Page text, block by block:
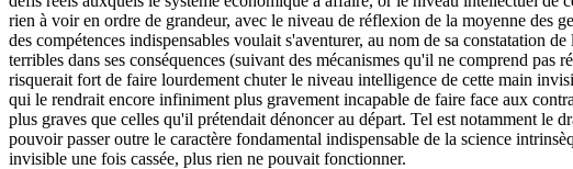
rien à voir en ordre de grandeur, avec le niveau de réflexion de la moyenne des
des compétences indispensables voulait s'aventurer, au nom de sa constatation
terribles dans ses conséquences (suivant des mécanismes qu'il ne comprend
risquerait fort de faire lourdement chuter le niveau intelligence de cette main
qui le rendrait encore infiniment plus gravement incapable de faire face aux
plus graves que celles qu'il prétendait dénoncer au départ. Tel est notamment le
pouvoir passer outre le caractère fondamental indispensable de la science
invisible une fois cassée, plus rien ne pouvait fonctionner.